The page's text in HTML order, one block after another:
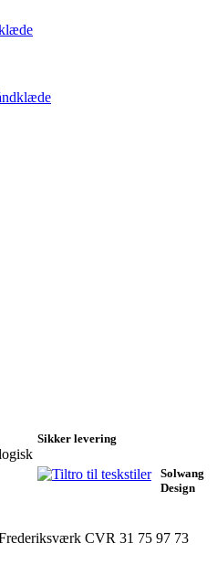
Sikker levering
Solwang
Design
CVR 31 75 97 73